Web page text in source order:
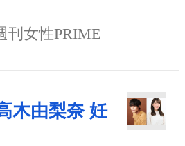
刊女性PRIME
木由梨奈 妊